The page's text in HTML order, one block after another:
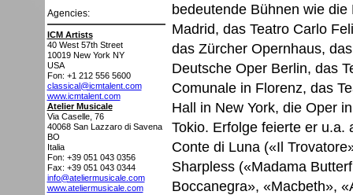
Agencies:
ICM Artists
40 West 57th Street
10019 New York NY
USA
Fon: +1 212 556 5600
classical@icmtalent.com
www.icmtalent.com
Atelier Musicale
Via Caselle, 76
40068 San Lazzaro di Savena
BO
Italia
Fon: +39 051 043 0356
Fax: +39 051 043 0344
info@ateliermusicale.com
www.ateliermusicale.com
bedeutende Bühnen wie
Madrid, das Teatro Carlo
das Zürcher Opernhaus,
Deutsche Oper Berlin, das
Comunale in Florenz, das
Hall in New York, die Oper
Tokio. Erfolge feierte er u.a.
Conte di Luna («Il
Sharpless («Madama
Boccanegra», «Macbeth»,